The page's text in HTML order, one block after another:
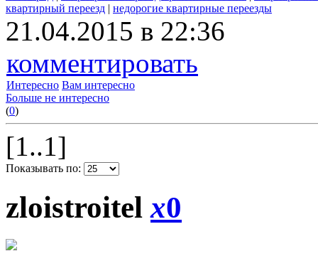
квартирный переезд | недорогие квартирные переезды
21.04.2015 в 22:36
комментировать
Интересно Вам интересно
Больше не интересно
(0)
[1..1]
Показывать по:
zloistroitelx0